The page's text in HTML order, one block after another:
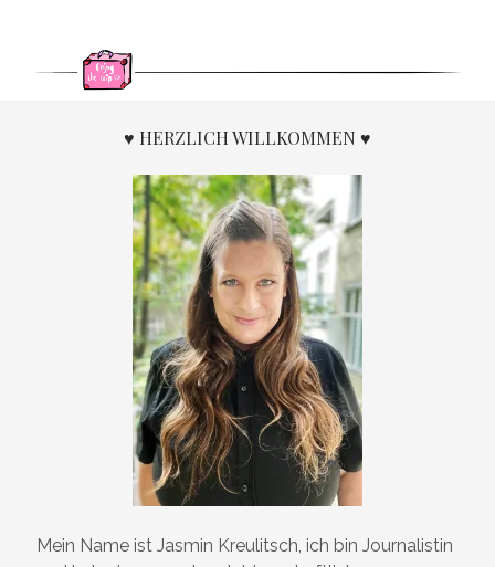
SCHAUPLÄTZE
♥ HERZLICH WILLKOMMEN ♥
Mein Name ist Jasmin Kreulitsch, ich bin Journalistin